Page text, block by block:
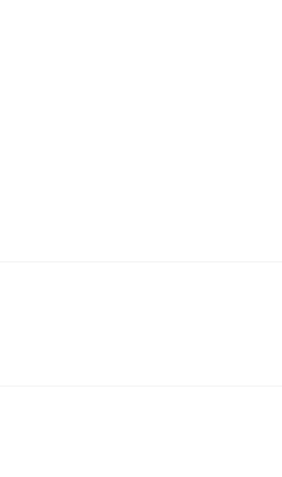
(*) Valores diários com base em uma